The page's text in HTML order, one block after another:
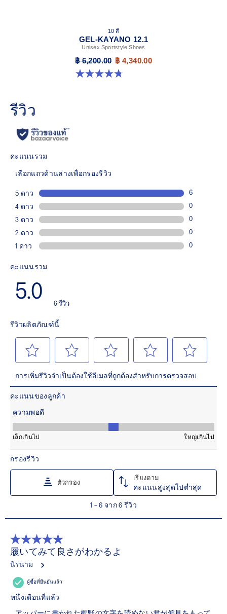
10 สี
GEL-KAYANO 12.1
Unisex Sportstyle Shoes
฿ 6,200.00 ฿ 4,340.00
4.8 จาก 5 ดาว 208 รีวิว